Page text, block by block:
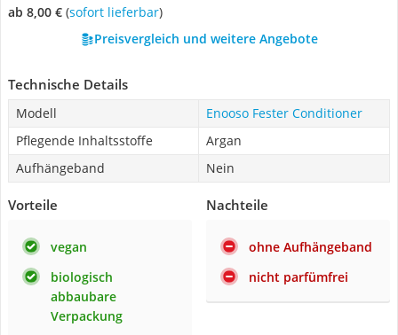
ab 8,00 € ( Sofort lieferbar)
Preisvergleich und weitere Angebote
Technische Details
Modell
Enooso Fester Conditioner
Pflegende Inhaltsstoffe
Argan
Aufhängeband
Nein
Vorteile
vegan
biologisch
abbaubare
Verpackung
Nachteile
ohne Aufhängeband
nicht parfümfrei